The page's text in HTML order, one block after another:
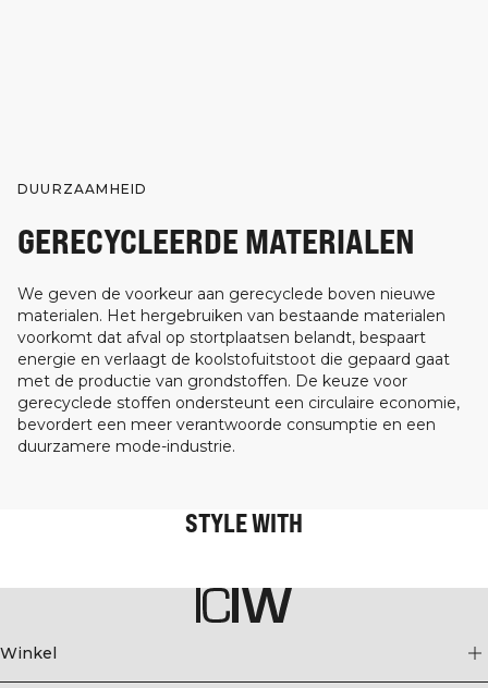
DUURZAAMHEID
GERECYCLEERDE MATERIALEN
We geven de voorkeur aan gerecyclede boven nieuwe
materialen. Het hergebruiken van bestaande materialen
voorkomt dat afval op stortplaatsen belandt, bespaart
energie en verlaagt de koolstofuitstoot die gepaard gaat
met de productie van grondstoffen. De keuze voor
gerecyclede stoffen ondersteunt een circulaire economie,
bevordert een meer verantwoorde consumptie en een
duurzamere mode-industrie.
STYLE WITH
Winkel